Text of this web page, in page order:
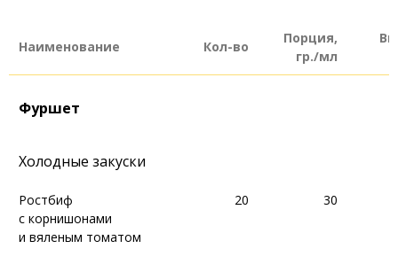
Наименование Кол-во
Порция,
гр./мл
Фуршет
Холодные закуски
Ростбиф
с корнишонами
и вяленым томатом
20 30
Наименование Кол-во
Порция,
гр./мл
Фуршет
Холодные закуски
Ростбиф
с корнишонами
и вяленым томатом
20 30